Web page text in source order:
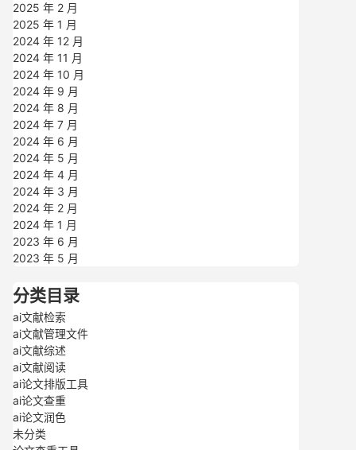
2025 年 2 月
2025 年 1 月
2024 年 12 月
2024 年 11 月
2024 年 10 月
2024 年 9 月
2024 年 8 月
2024 年 7 月
2024 年 6 月
2024 年 5 月
2024 年 4 月
2024 年 3 月
2024 年 2 月
2024 年 1 月
2023 年 6 月
2023 年 5 月
分类目录
ai文献检索
ai文献管理文件
ai文献综述
ai文献阅读
ai论文排版工具
ai论文查重
ai论文润色
未分类